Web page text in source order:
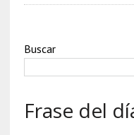
Buscar
Frase del